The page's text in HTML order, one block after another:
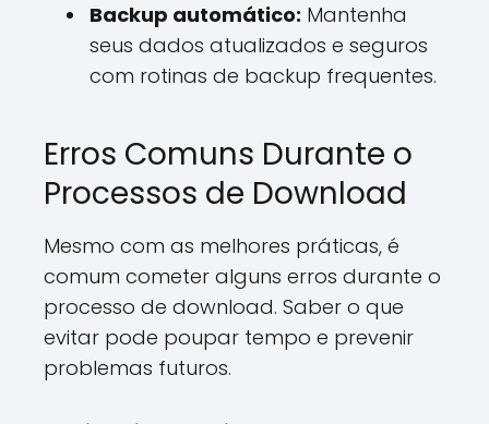
Backup automático: Mantenha
seus dados atualizados e seguros
com rotinas de backup frequentes.
Erros Comuns Durante o
Processos de Download
Mesmo com as melhores práticas, é
comum cometer alguns erros durante o
processo de download. Saber o que
evitar pode poupar tempo e prevenir
problemas futuros.